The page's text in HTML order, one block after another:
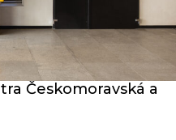
Českomoravská a